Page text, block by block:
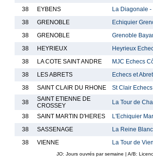
38
EYBENS
La Diagonale -
38
GRENOBLE
Echiquier
38
GRENOBLE
Grenoble
38
HEYRIEUX
Heyrieux
38
LA COTE SAINT ANDRE
MJC Echecs
38
LES ABRETS
Echecs et
38
SAINT CLAIR DU RHONE St Clair Echecs
38
SAINT ETIENNE DE
CROSSEY
La Tour de
38 SAINT MARTIN D'HERES
L'Echiquier
38
SASSENAGE
La Reine
38
VIENNE La Tour de
JO: Jours ouvrés par semaine | A/B: